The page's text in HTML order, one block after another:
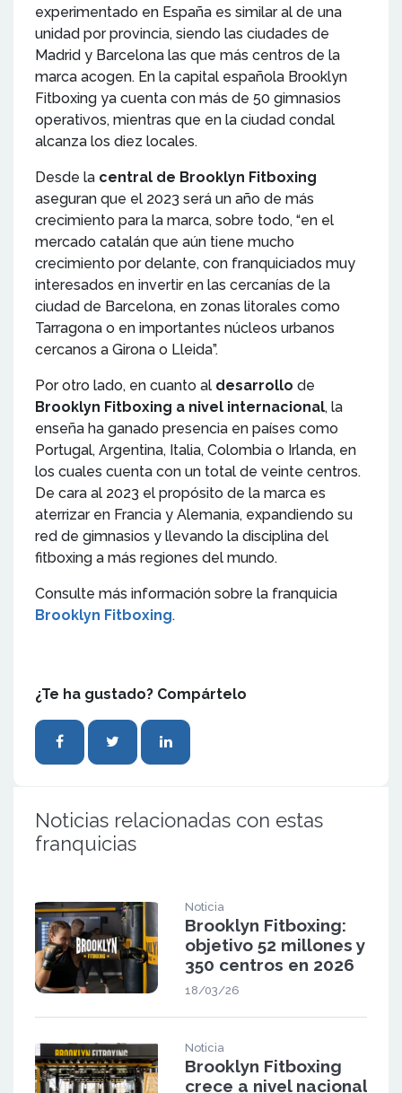
experimentado en España es similar al de una
unidad por provincia, siendo las ciudades de
Madrid y Barcelona las que más centros de la
marca acogen. En la capital española Brooklyn
Fitboxing ya cuenta con más de 50 gimnasios
operativos, mientras que en la ciudad condal
alcanza los diez locales.
Desde la central de Brooklyn Fitboxing
aseguran que el 2023 será un año de más
crecimiento para la marca, sobre todo, “en el
mercado catalán que aún tiene mucho
crecimiento por delante, con franquiciados muy
interesados en invertir en las cercanías de la
ciudad de Barcelona, en zonas litorales como
Tarragona o en importantes núcleos urbanos
cercanos a Girona o Lleida”.
Por otro lado, en cuanto al desarrollo de
Brooklyn Fitboxing a nivel internacional, la
enseña ha ganado presencia en países como
Portugal, Argentina, Italia, Colombia o Irlanda, en
los cuales cuenta con un total de veinte centros.
De cara al 2023 el propósito de la marca es
aterrizar en Francia y Alemania, expandiendo su
red de gimnasios y llevando la disciplina del
fitboxing a más regiones del mundo.
Consulte más información sobre la franquicia
Brooklyn Fitboxing.
¿Te ha gustado? Compártelo
Noticias relacionadas con estas
franquicias
Noticia
Brooklyn Fitboxing:
objetivo 52 millones y
350 centros en 2026
18/03/26
Noticia
Brooklyn Fitboxing
crece a nivel nacional